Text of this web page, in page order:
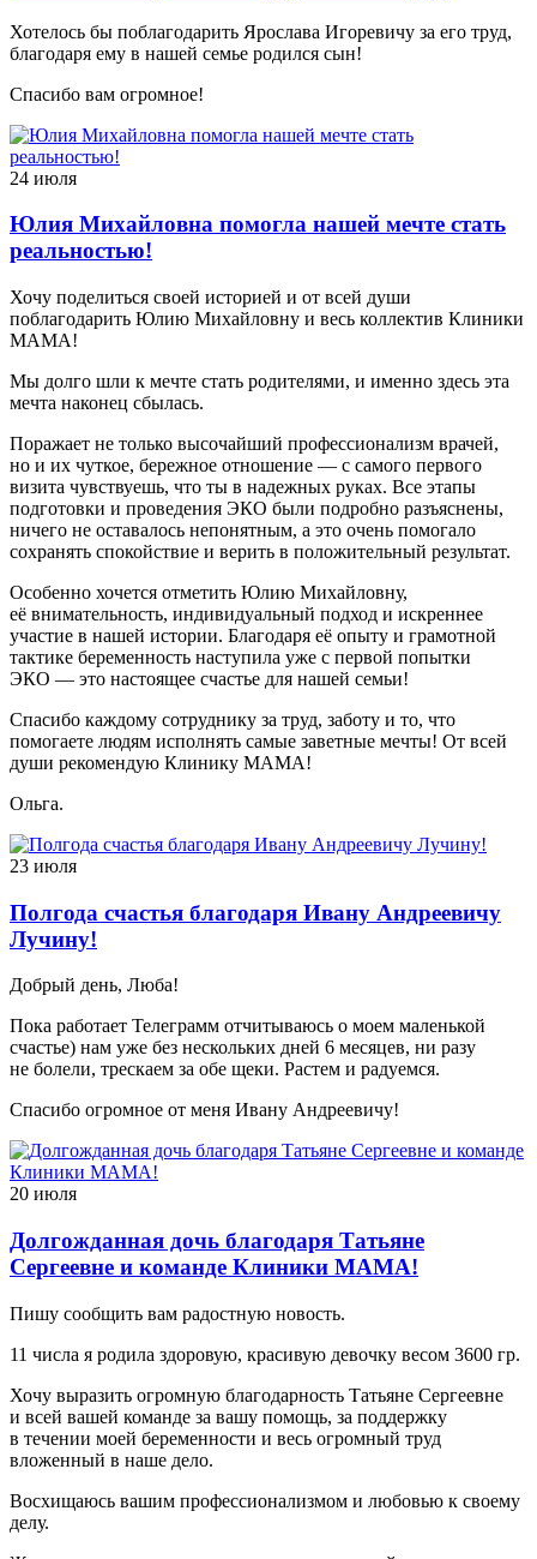
Хотелось бы поблагодарить Ярослава Игоревичу за его труд,
благодаря ему в нашей семье родился сын!
Спасибо вам огромное!
24 июля
Юлия Михайловна помогла нашей мечте стать
реальностью!
Хочу поделиться своей историей и от всей души
поблагодарить Юлию Михайловну и весь коллектив Клиники
МАМА!
Мы долго шли к мечте стать родителями, и именно здесь эта
мечта наконец сбылась.
Поражает не только высочайший профессионализм врачей,
но и их чуткое, бережное отношение — с самого первого
визита чувствуешь, что ты в надежных руках. Все этапы
подготовки и проведения ЭКО были подробно разъяснены,
ничего не оставалось непонятным, а это очень помогало
сохранять спокойствие и верить в положительный результат.
Особенно хочется отметить Юлию Михайловну,
её внимательность, индивидуальный подход и искреннее
участие в нашей истории. Благодаря её опыту и грамотной
тактике беременность наступила уже с первой попытки
ЭКО — это настоящее счастье для нашей семьи!
Спасибо каждому сотруднику за труд, заботу и то, что
помогаете людям исполнять самые заветные мечты! От всей
души рекомендую Клинику МАМА!
Ольга.
23 июля
Полгода счастья благодаря Ивану Андреевичу
Лучину!
Добрый день, Люба!
Пока работает Телеграмм отчитываюсь о моем маленькой
счастье) нам уже без нескольких дней 6 месяцев, ни разу
не болели, трескаем за обе щеки. Растем и радуемся.
Спасибо огромное от меня Ивану Андреевичу!
20 июля
Долгожданная дочь благодаря Татьяне
Сергеевне и команде Клиники МАМА!
Пишу сообщить вам радостную новость.
11 числа я родила здоровую, красивую девочку весом 3600 гр.
Хочу выразить огромную благодарность Татьяне Сергеевне
и всей вашей команде за вашу помощь, за поддержку
в течении моей беременности и весь огромный труд
вложенный в наше дело.
Восхищаюсь вашим профессионализмом и любовью к своему
делу.